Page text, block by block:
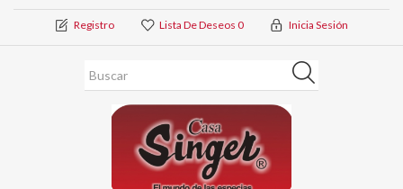
Registro Lista De Deseos 0 Inicia Sesión